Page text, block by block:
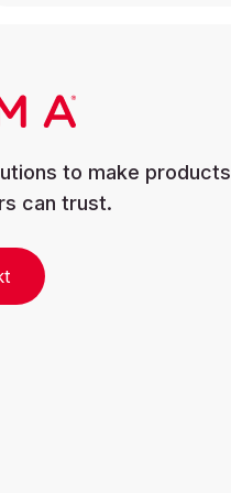
to make products
can trust.